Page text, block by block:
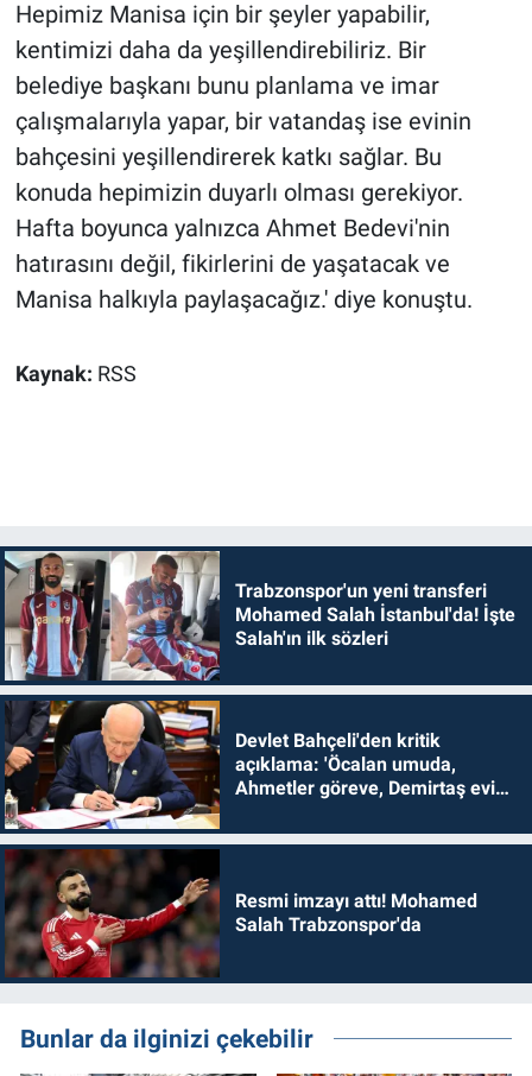
Hepimiz Manisa için bir şeyler yapabilir,
kentimizi daha da yeşillendirebiliriz. Bir
belediye başkanı bunu planlama ve imar
çalışmalarıyla yapar, bir vatandaş ise evinin
bahçesini yeşillendirerek katkı sağlar. Bu
konuda hepimizin duyarlı olması gerekiyor.
Hafta boyunca yalnızca Ahmet Bedevi'nin
hatırasını değil, fikirlerini de yaşatacak ve
Manisa halkıyla paylaşacağız.' diye konuştu.
Kaynak: RSS
Trabzonspor'un yeni transferi
Mohamed Salah İstanbul'da! İşte
Salah'ın ilk sözleri
Devlet Bahçeli'den kritik
açıklama: 'Öcalan umuda,
Ahmetler göreve, Demirtaş evine
Resmi imzayı attı! Mohamed
Salah Trabzonspor'da
Bunlar da ilginizi çekebilir